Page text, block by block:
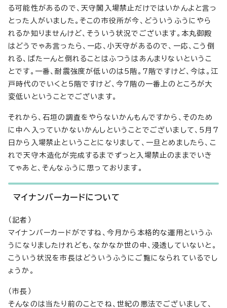
る可能性があるので、天守閣入場禁止だけではいかんよと言っ
とった人がいました。そこの市役所が今、どういうふうにやら
れるか知りませんけど、そういう状況でございます。本丸御殿
はどうでゃあ言ったら、一応、小天守があるので、一応、こう倒
れる、ばたーんと倒れることはふつうはあんまりないというこ
とです。一番、耐震強度が低いのは5階。7階ですけど、今は。江
戸時代のでいくと5階ですけど、今7階の一番上のところが大
変低いということでございます。
それから、石垣の調査をやらないかんもんですから、そのため
に中へ入っていかないかんしということでございまして、5月7
日から入場禁止ということになりまして、一旦とめましたら、こ
れで天守木造化が完成するまでずっと入場禁止のままでいき
てゃあと、そんなふうに思っております。
マイナンバーカードについて
（記者）
マイナンバーカードがですね、今月から本格的な運用というふ
うになりましたけれども、なかなか世の中、浸透していないと。
こういう状況を市長はどういうふうにご覧になられているでし
ょうか。
（市長）
そんなのは当たり前のことでね、世紀の悪法でございまして、